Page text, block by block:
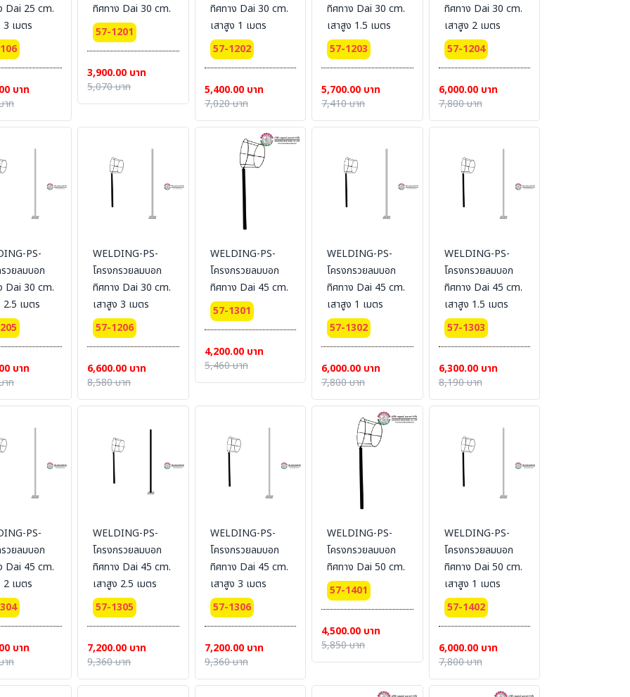
Dai 25 cm.
3 เมตร
บาท
าท
ทิศทาง Dai 30 cm.
57-1201
3,900.00 บาท
5,070 บาท
ทิศทาง Dai 30 cm.
เสาสูง 1 เมตร
57-1202
5,400.00 บาท
7,020 บาท
ทิศทาง Dai 30 cm.
เสาสูง 1.5 เมตร
57-1203
5,700.00 บาท
7,410 บาท
ทิศทาง Dai 30 cm.
เสาสูง 2 เมตร
57-1204
6,000.00 บาท
7,800 บาท
PS-
วยลมบอก
Dai 30 cm.
2.5 เมตร
บาท
าท
WELDING-PS-
โครงกรวยลมบอก
ทิศทาง Dai 30 cm.
เสาสูง 3 เมตร
57-1206
6,600.00 บาท
8,580 บาท
WELDING-PS-
โครงกรวยลมบอก
ทิศทาง Dai 45 cm.
57-1301
4,200.00 บาท
5,460 บาท
WELDING-PS-
โครงกรวยลมบอก
ทิศทาง Dai 45 cm.
เสาสูง 1 เมตร
57-1302
6,000.00 บาท
7,800 บาท
WELDING-PS-
โครงกรวยลมบอก
ทิศทาง Dai 45 cm.
เสาสูง 1.5 เมตร
57-1303
6,300.00 บาท
8,190 บาท
PS-
วยลมบอก
Dai 45 cm.
2 เมตร
บาท
าท
WELDING-PS-
โครงกรวยลมบอก
ทิศทาง Dai 45 cm.
เสาสูง 2.5 เมตร
57-1305
7,200.00 บาท
9,360 บาท
WELDING-PS-
โครงกรวยลมบอก
ทิศทาง Dai 45 cm.
เสาสูง 3 เมตร
57-1306
7,200.00 บาท
9,360 บาท
WELDING-PS-
โครงกรวยลมบอก
ทิศทาง Dai 50 cm.
57-1401
4,500.00 บาท
5,850 บาท
WELDING-PS-
โครงกรวยลมบอก
ทิศทาง Dai 50 cm.
เสาสูง 1 เมตร
57-1402
6,000.00 บาท
7,800 บาท